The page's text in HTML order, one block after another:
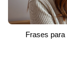
Frases para